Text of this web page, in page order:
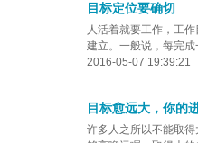
目标定位要确切
人活着就要工作，工
建立。一般说，每完
2016-05-07 19:39:21
目标愈远大，你的
许多人之所以不能取